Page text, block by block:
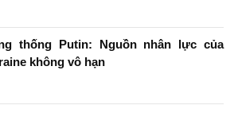
thống Putin: Nguồn nhân lực của
không vô hạn